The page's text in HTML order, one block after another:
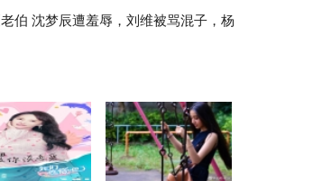
？ 出，被抵制204天后终于要复出
伯 沈梦辰遭羞辱，刘维被骂混子，杨